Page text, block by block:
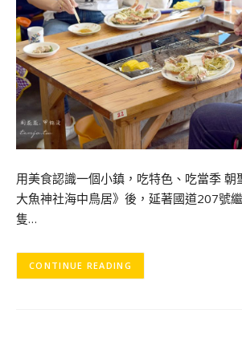
用美食認識一個小鎮，吃特色、吃當季 朝
大魚神社海中鳥居》後，延著國道207號
隻…
CONTINUE READING